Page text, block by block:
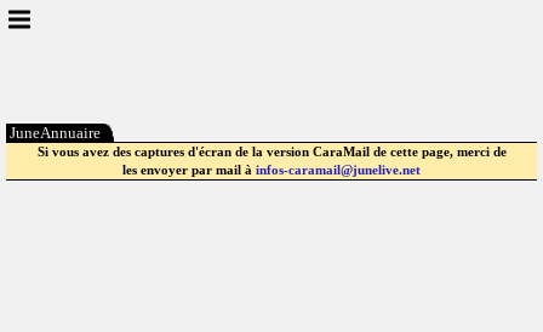
JuneAnnuaire
Si vous avez des captures d'écran de la version CaraMail de cette page, merci de
les envoyer par mail à infos-caramail@junelive.net